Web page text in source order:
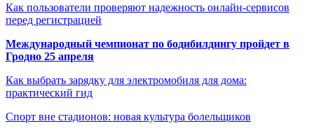
Как пользователи проверяют надежность онлайн-сервисов
перед регистрацией
Международный чемпионат по бодибилдингу пройдет в
Гродно 25 апреля
Как выбрать зарядку для электромобиля для дома:
практический гид
Спорт вне стадионов: новая культура болельщиков